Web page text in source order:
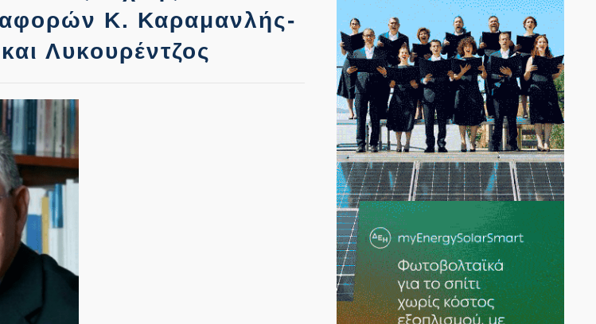
Κ. Καραμανλής-
Λυκουρέντζος